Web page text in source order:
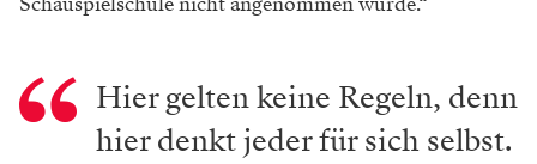
Hier gelten keine Regeln, denn
hier denkt jeder für sich selbst.